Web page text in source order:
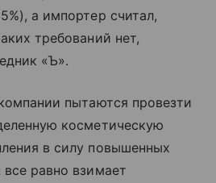
а импортер считал,
требований нет,
«Ъ».
пытаются провезти
косметическую
в силу повышенных
равно взимает